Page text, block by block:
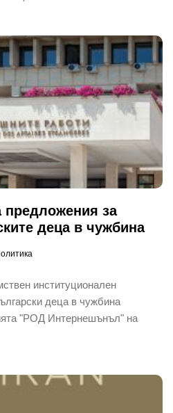
за
деца в чужбина
институционален
деца в чужбина
"РОД Интернешънъл" на